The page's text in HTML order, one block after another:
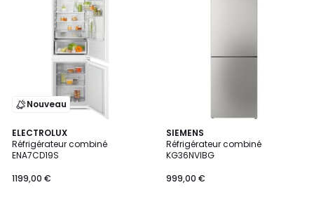
Nouveau
ELECTROLUX
Réfrigérateur combiné
ENA7CD19S
1199,00 €
SIEMENS
Réfrigérateur combiné
KG36NVIBG
999,00 €